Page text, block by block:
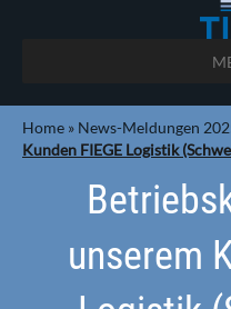
Home » News-Meldungen
Kunden FIEGE Logistik
unserem